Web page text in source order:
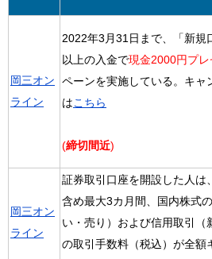
岡三オン
ライン
2022年3月31日まで、「新規
以上の入金で現金2000円プレ
ペーンを実施している。キャ
はこちら
(締切間近)
岡三オン
ライン
証券取引口座を開設した人は
含め最大3カ月間、国内株式
い・売り）および信用取引（
の取引手数料（税込）が全額